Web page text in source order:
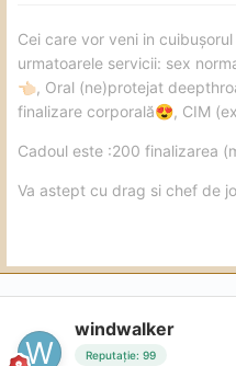
Cei care vor veni in
urmatoarele servicii: sex
👈🏻, Oral (ne)protejat
finalizare corporală😍, CIM
Cadoul este :200 finalizarea
Va astept cu drag si chef de
windwalker
Reputație: 99